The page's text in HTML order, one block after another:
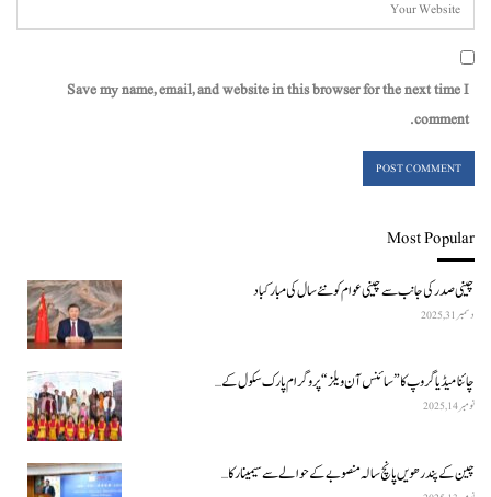
Save my name, email, and website in this browser for the next time I
comment.
Most Popular
چینی صدر کی جانب سے چینی عوام کو نئے سال کی مبارکباد
دسمبر 31, 2025
چائنا میڈیا گروپ کا ”سائنس آن ویلز“ پروگرام پارک سکول کے…
نومبر 14, 2025
چین کے پندرھویں پانچ سالہ منصوبے کے حوالے سے سیمینار کا…